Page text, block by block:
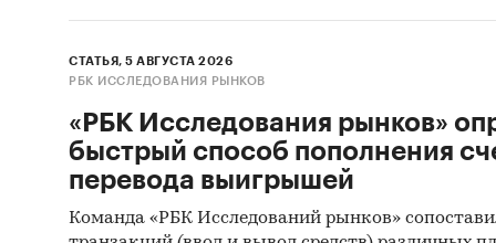
СТАТЬЯ, 5 АВГУСТА 2026
РБК ИССЛЕДОВАНИЯ РЫНКОВ
«РБК Исследования рынков»
быстрый способ пополнения
перевода выигрышей
Команда «РБК Исследований рынков»